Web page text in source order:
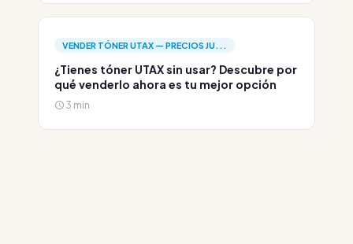
VENDER TÓNER UTAX — PRECIOS JU...
¿Tienes tóner UTAX sin usar? Descubre por
qué venderlo ahora es tu mejor opción
3 min